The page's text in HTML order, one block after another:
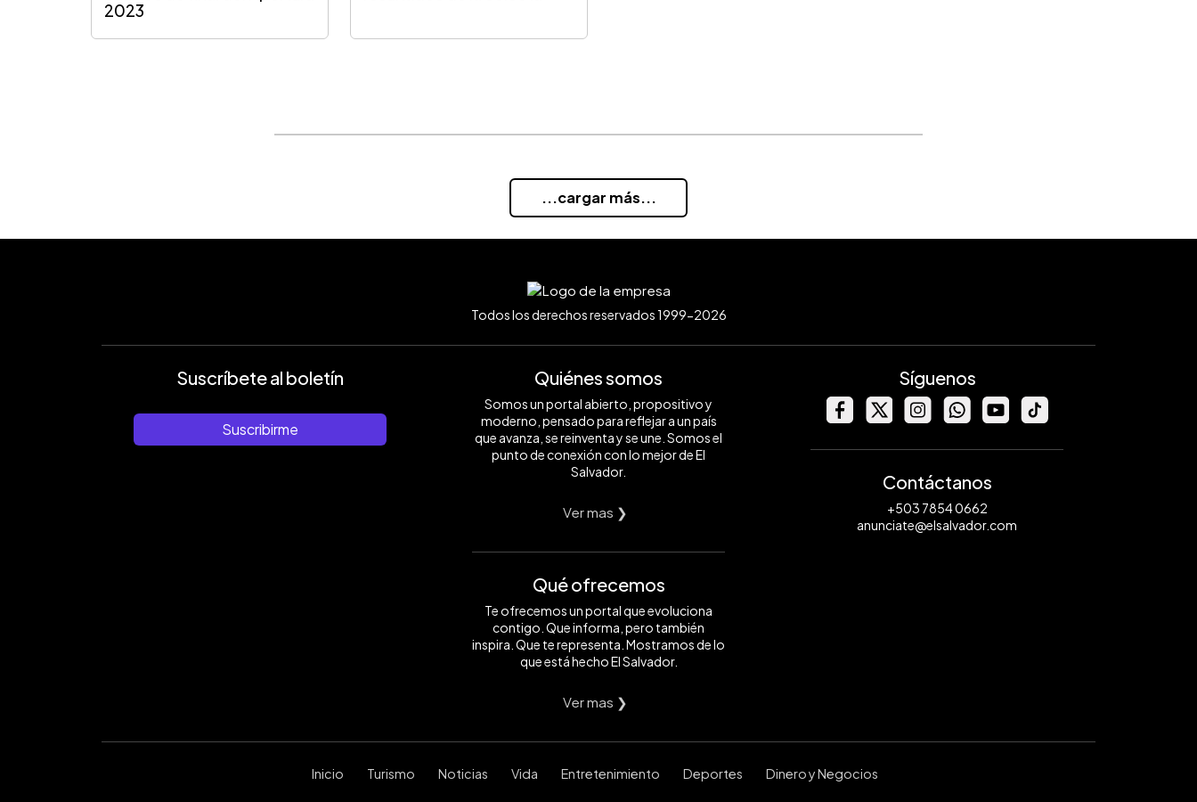
2023
...cargar más...
Todos los derechos reservados 1999-2026
Suscríbete al boletín
Suscribirme
Quiénes somos
Somos un portal abierto, propositivo y
moderno, pensado para reflejar a un país
que avanza, se reinventa y se une. Somos el
punto de conexión con lo mejor de El
Salvador.
Ver mas ❯
Qué ofrecemos
Te ofrecemos un portal que evoluciona
contigo. Que informa, pero también
inspira. Que te representa. Mostramos de lo
que está hecho El Salvador.
Ver mas ❯
Síguenos
Contáctanos
+503 7854 0662
anunciate@elsalvador.com
Inicio Turismo Noticias Vida Entretenimiento Deportes Dinero y Negocios